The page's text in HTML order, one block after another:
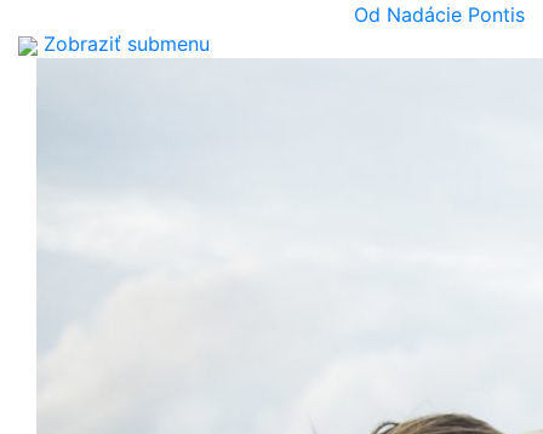
Od Nadácie Pontis
Zobraziť submenu